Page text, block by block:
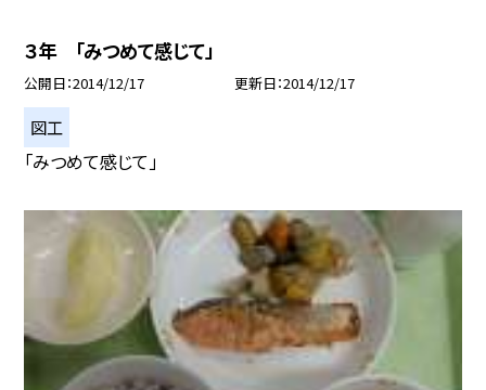
３年 「みつめて感じて」
公開日 2014/12/17 更新日 2014/12/17
図工
「みつめて感じて」